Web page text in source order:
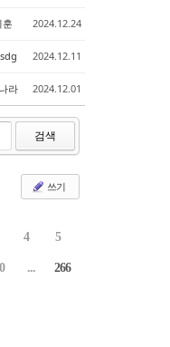
훈 2024.12.24
2024.12.11
라 2024.12.01
검색
쓰기
4 5
... 266